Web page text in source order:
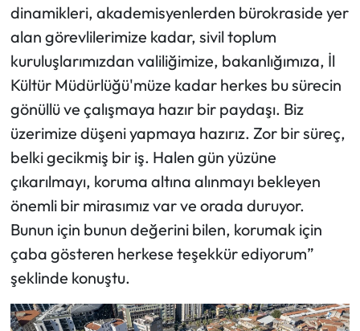
dinamikleri, akademisyenlerden bürokraside yer
alan görevlilerimize kadar, sivil toplum
kuruluşlarımızdan valiliğimize, bakanlığımıza, İl
Kültür Müdürlüğü'müze kadar herkes bu sürecin
gönüllü ve çalışmaya hazır bir paydaşı. Biz
üzerimize düşeni yapmaya hazırız. Zor bir süreç,
belki gecikmiş bir iş. Halen gün yüzüne
çıkarılmayı, koruma altına alınmayı bekleyen
önemli bir mirasımız var ve orada duruyor.
Bunun için bunun değerini bilen, korumak için
çaba gösteren herkese teşekkür ediyorum”
şeklinde konuştu.